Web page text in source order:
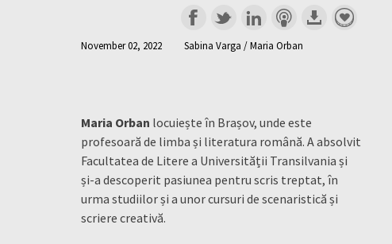
November 02, 2022 Sabina Varga / Maria Orban
Maria Orban locuiește în Brașov, unde este
profesoară de limba și literatura română. A absolvit
Facultatea de Litere a Universității Transilvania și
și-a descoperit pasiunea pentru scris treptat, în
urma studiilor și a unor cursuri de scenaristică și
scriere creativă.